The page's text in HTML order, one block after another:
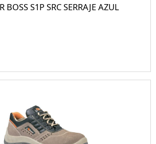
BOSS S1P SRC SERRAJE AZUL